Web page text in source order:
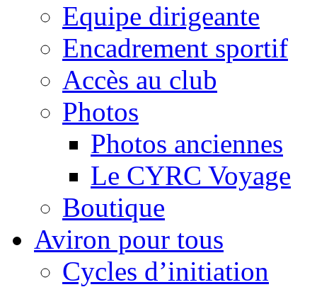
Equipe dirigeante
Encadrement sportif
Accès au club
Photos
Photos anciennes
Le CYRC Voyage
Boutique
Aviron pour tous
Cycles d’initiation